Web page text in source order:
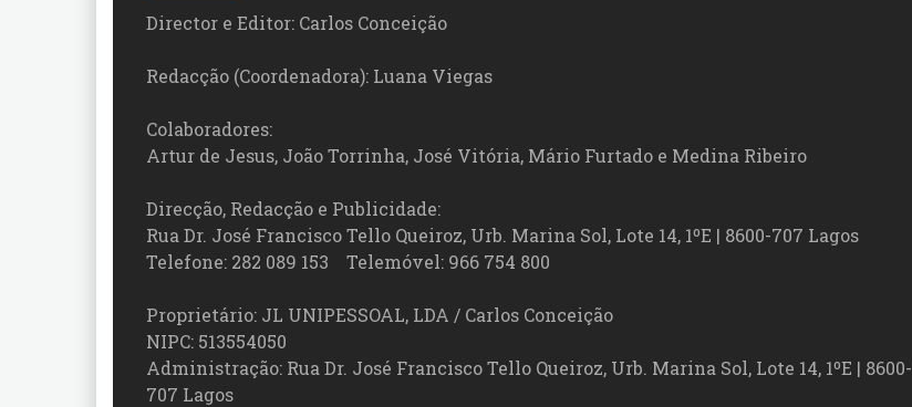
Director e Editor: Carlos Conceição
Redacção (Coordenadora): Luana Viegas
Colaboradores:
Artur de Jesus, João Torrinha, José Vitória, Mário Furtado e Medina Ribeiro
Direcção, Redacção e Publicidade:
Rua Dr. José Francisco Tello Queiroz, Urb. Marina Sol, Lote 14, 1ºE | 8600-707 Lagos
Telefone: 282 089 153 Telemóvel: 966 754 800
Proprietário: JL UNIPESSOAL, LDA / Carlos Conceição
NIPC: 513554050
Administração: Rua Dr. José Francisco Tello Queiroz, Urb. Marina Sol, Lote 14, 1ºE | 8600-
707 Lagos